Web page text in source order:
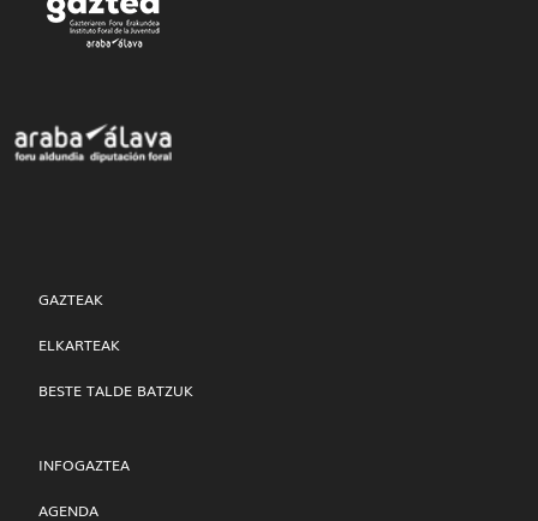
GAZTEAK
ELKARTEAK
BESTE TALDE BATZUK
INFOGAZTEA
AGENDA